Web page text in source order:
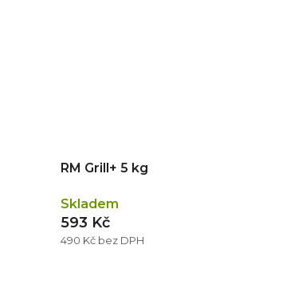
RM Grill+ 5 kg
Skladem
490 Kč bez DPH
593 Kč